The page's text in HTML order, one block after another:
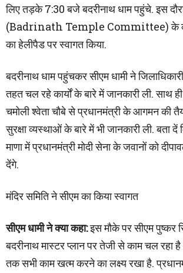
लिए तड़के 7:30 बजे बदरीनाथ धाम पहुंचे. इस
(Badrinath Temple Committee) के
का हेलीपैड पर स्वागत किया.
बदरीनाथ धाम पहुंचकर सीएम धामी ने
तहत चल रहे कार्यों के बारे में जानकारी ली. साथ
चमोली श्वेता चौबे से प्रधानमंत्री के आगमन की
सुरक्षा व्यस्थाओं के बारे में भी जानकारी ली. बता दें
माणा में प्रधानमंत्री मोदी सेना के जवानों को
देंगे.
मंदिर समिति ने सीएम का किया स्वागत
सीएम धामी ने क्या कहा:इस मौके पर सीएम पुष्कर
बदरीनाथ मास्टर प्लान पर तेजी से काम चल रहा
तक सभी काम खत्म करने का लक्ष्य रखा है.